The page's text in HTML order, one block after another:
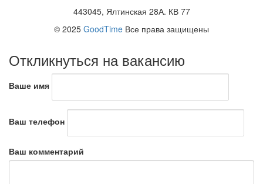
443045, Ялтинская 28А. КВ 77
© 2025 GoodTime Все права защищены
Откликнуться на вакансию
Ваше имя
Ваш телефон
Ваш комментарий